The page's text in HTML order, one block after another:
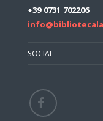
+39 0731 702206
SOCIAL